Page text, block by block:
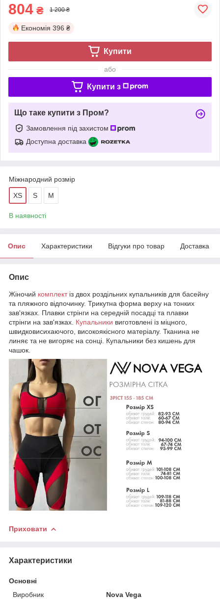
804 ₴ 1 200 ₴
Економія 396 ₴
Купити
або
Купити з
Що таке купити з Пром?
Замовлення під захистом
Доступна доставка
Міжнародний розмір
XS S M
В наявності
Опис Характеристики Відгуки про товар Доставка
Опис
Жіночий комплектіз двох роздільних купальників для басейну
та пляжного відпочинку. Трикутна форма верху на тонких
зав'язках. Плавки стрінги на середній посадці та плавки
стрінги на зав'язках. Купальники виготовлені із міцного,
швидковисихаючого, високоякісного матеріалу. Тканина не
линяє та не вигоряє на сонці. Купальники без кишень для
чашок.
Приховати
Характеристики
Основні
Виробник
Nova Vega